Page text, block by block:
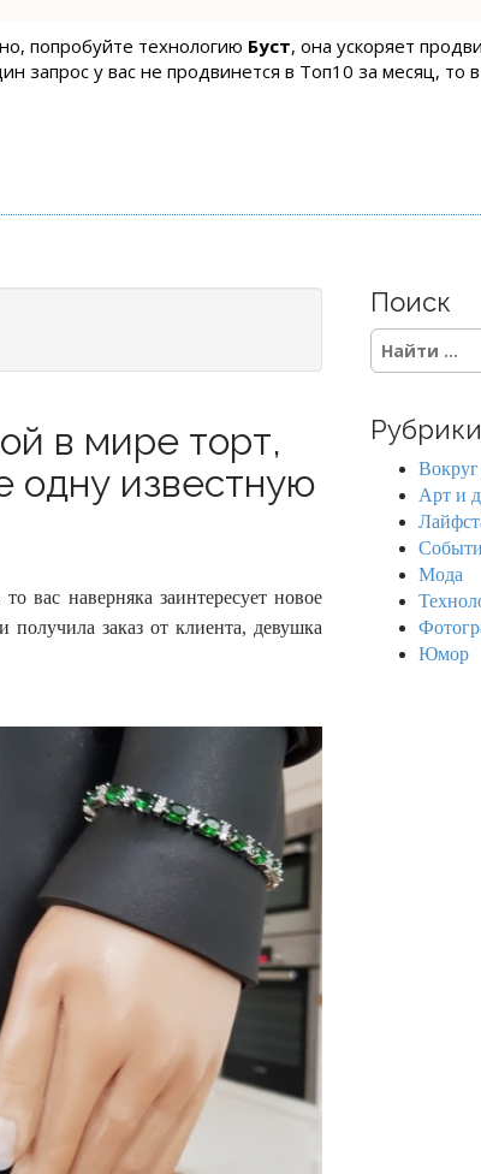
попробуйте технологию Буст, она ускоряет
запрос у вас не продвинется в Топ10 за месяц, то в
в мире торт,
одну известную
вас наверняка заинтересует новое
заказ от клиента, девушка
Поиск
S
e
c
Рубрики
Вокруг
Арт и
Мода
Юмор